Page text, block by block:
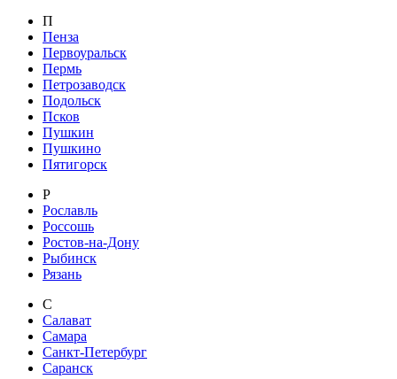
П
Пенза
Первоуральск
Пермь
Петрозаводск
Подольск
Псков
Пушкин
Пушкино
Пятигорск
Р
Рославль
Россошь
Ростов-на-Дону
Рыбинск
Рязань
С
Салават
Самара
Санкт-Петербург
Саранск